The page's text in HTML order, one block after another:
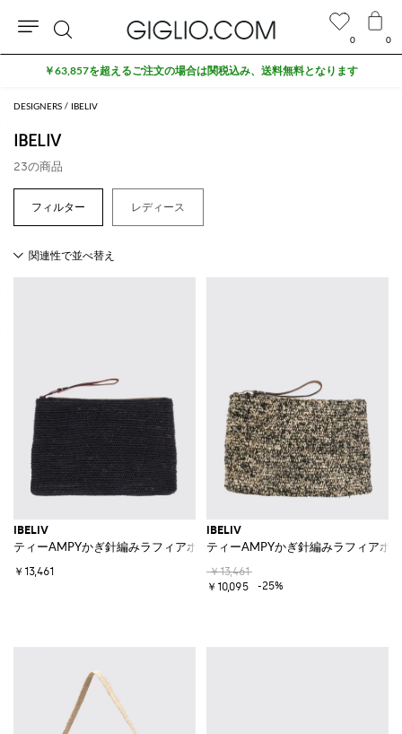
DESIGNERS IBELIV
IBELIV
23の商品
レディース
IBELIV
ティーAMPYかぎ針編みラフィアポーチ
￥13,461
IBELIV
ティーAMPYかぎ針編みラフィアポ
￥13,461
￥10,095
-25%
0 0
検
索
￥63,857を超えるご注文の場合は関税込み、送料無料となります